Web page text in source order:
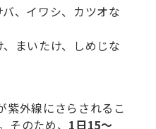
バ、イワシ、カツオな
、まいたけ、しめじな
紫外線にさらされるこ
そのため、 1日15〜